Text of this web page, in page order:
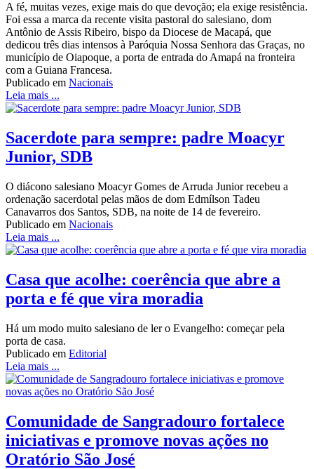
A fé, muitas vezes, exige mais do que devoção; ela exige resistência.
Foi essa a marca da recente visita pastoral do salesiano, dom
Antônio de Assis Ribeiro, bispo da Diocese de Macapá, que
dedicou três dias intensos à Paróquia Nossa Senhora das Graças, no
município de Oiapoque, a porta de entrada do Amapá na fronteira
com a Guiana Francesa.
Publicado em Nacionais
Leia mais ...
Sacerdote para sempre: padre Moacyr
Junior, SDB
O diácono salesiano Moacyr Gomes de Arruda Junior recebeu a
ordenação sacerdotal pelas mãos de dom Edmílson Tadeu
Canavarros dos Santos, SDB, na noite de 14 de fevereiro.
Publicado em Nacionais
Leia mais ...
Casa que acolhe: coerência que abre a
porta e fé que vira moradia
Há um modo muito salesiano de ler o Evangelho: começar pela
porta de casa.
Publicado em Editorial
Leia mais ...
Comunidade de Sangradouro fortalece
iniciativas e promove novas ações no
Oratório São José